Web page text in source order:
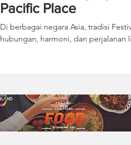
Pacific Place
Di berbagai negara Asia, tradisi
hubungan, harmoni, dan perjalanan